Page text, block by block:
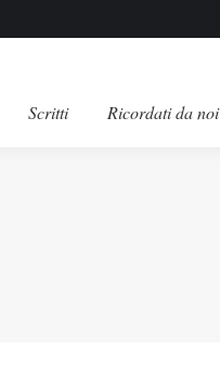
Scritti Ricordati da noi